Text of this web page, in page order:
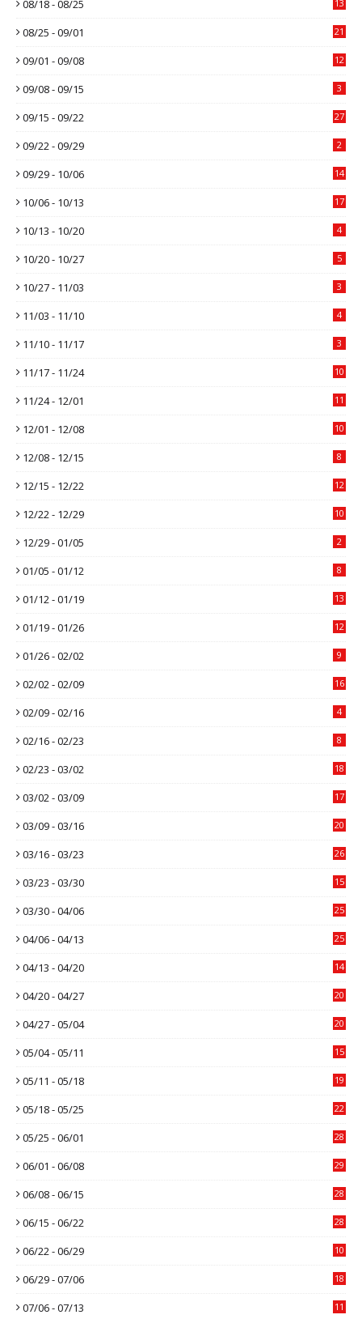
08/18 - 08/25 13
08/25 - 09/01 21
09/01 - 09/08 12
09/08 - 09/15 3
09/15 - 09/22 27
09/22 - 09/29 2
09/29 - 10/06 14
10/06 - 10/13 17
10/13 - 10/20 4
10/20 - 10/27 5
10/27 - 11/03 3
11/03 - 11/10 4
11/10 - 11/17 3
11/17 - 11/24 10
11/24 - 12/01 11
12/01 - 12/08 10
12/08 - 12/15 8
12/15 - 12/22 12
12/22 - 12/29 10
12/29 - 01/05 2
01/05 - 01/12 8
01/12 - 01/19 13
01/19 - 01/26 12
01/26 - 02/02 9
02/02 - 02/09 16
02/09 - 02/16 4
02/16 - 02/23 8
02/23 - 03/02 18
03/02 - 03/09 17
03/09 - 03/16 20
03/16 - 03/23 26
03/23 - 03/30 15
03/30 - 04/06 25
04/06 - 04/13 25
04/13 - 04/20 14
04/20 - 04/27 20
04/27 - 05/04 20
05/04 - 05/11 15
05/11 - 05/18 19
05/18 - 05/25 22
05/25 - 06/01 28
06/01 - 06/08 29
06/08 - 06/15 28
06/15 - 06/22 28
06/22 - 06/29 10
06/29 - 07/06 18
07/06 - 07/13 11